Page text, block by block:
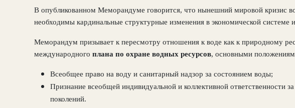
В опубликованном Меморандуме говорится, что нынешний мировой кризис
необходимы кардинальные структурные изменения в экономической системе
Меморандум призывает к пересмотру отношения к воде как к природному
международного плана по охране водных ресурсов, основными
Всеобщее право на воду и санитарный надзор за состоянием воды;
Признание всеобщей индивидуальной и коллективной ответственности
поколений.